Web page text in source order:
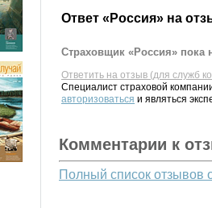
Ответ «Россия» на
Страховщик «Россия» пока
Ответить на отзыв (для служб
Специалист страховой
авторизоваться и являться
Комментарии к
Полный список отзывов